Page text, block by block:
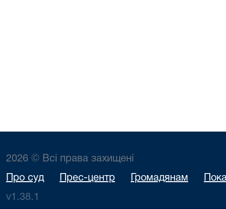
2026 © Всі права захищені
Про суд Прес-центр Громадянам
v1.38.1